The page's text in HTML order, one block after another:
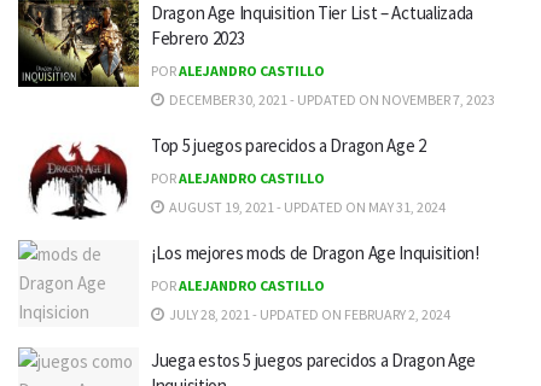
Dragon Age Inquisition Tier List – Actualizada
Febrero 2023
PORALEJANDRO CASTILLO
DECEMBER 30, 2021 - UPDATED ON NOVEMBER 7, 2023
Top 5 juegos parecidos a Dragon Age 2
PORALEJANDRO CASTILLO
AUGUST 19, 2021 - UPDATED ON MAY 31, 2024
¡Los mejores mods de Dragon Age Inquisition!
PORALEJANDRO CASTILLO
JULY 28, 2021 - UPDATED ON FEBRUARY 2, 2024
Juega estos 5 juegos parecidos a Dragon Age